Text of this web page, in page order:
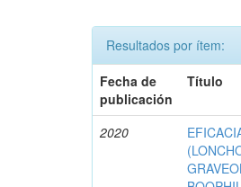
Resultados por ítem:
Fecha de
publicación
Título
2020